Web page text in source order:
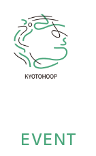
EVENT